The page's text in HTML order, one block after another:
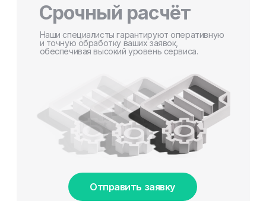
Срочный расчёт
Наши специалисты гарантируют оперативную
и точную обработку ваших заявок,
обеспечивая высокий уровень сервиса.
Отправить заявку